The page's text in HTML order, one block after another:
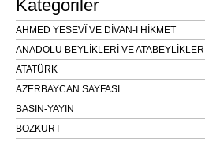
Kategoriler
AHMED YESEVÎ VE DİVAN-I HİKMET
ANADOLU BEYLİKLERİ VE ATABEYLİKLER
ATATÜRK
AZERBAYCAN SAYFASI
BASIN-YAYIN
BOZKURT